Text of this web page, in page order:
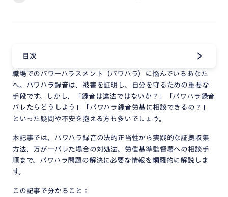
目次
職場でのパワーハラスメント（パワハラ）に悩んでいるあなた
へ。パワハラ録音は、被害を証明し、自分を守るための重要な
手段です。しかし、「録音は違法ではないか？」「パワハラ録音
バレたらどうしよう」「パワハラ録音労基に相談できるの？」
といった疑問や不安を抱える方も多いでしょう。
本記事では、パワハラ録音の法的正当性から実践的な証拠収集
方法、万が一バレた場合の対処法、労働基準監督署への相談手
順まで、パワハラ問題の解決に必要な情報を網羅的に解説しま
す。
この記事で分かること：